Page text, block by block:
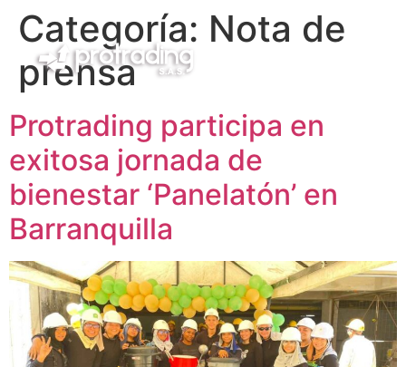
Categoría: Nota de
prensa
Protrading participa en
exitosa jornada de
bienestar ‘Panelatón’ en
Barranquilla